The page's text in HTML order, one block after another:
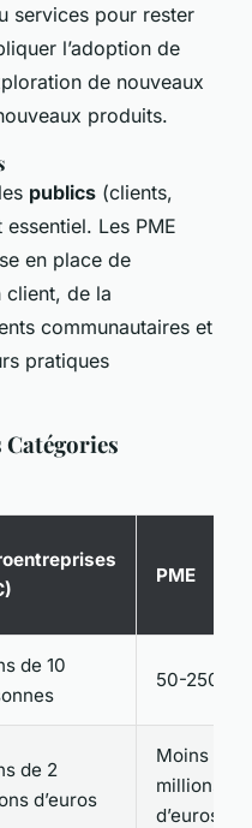
services pour rester
l’adoption de
de nouveaux
produits.
publics (clients,
Les PME
en place de
client, de la
communautaires et
pratiques
PME
de 10
50-250
de 2
d’euros
Moins de
millions
d’euros